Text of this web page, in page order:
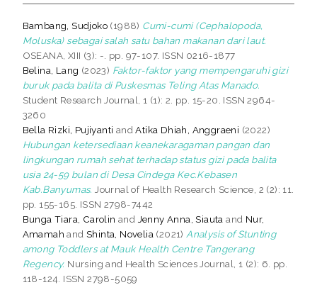
Bambang, Sudjoko (1988) Cumi-cumi (Cephalopoda,
Moluska) sebagai salah satu bahan makanan dari laut.
OSEANA, XIII (3): -. pp. 97-107. ISSN 0216-1877
Belina, Lang (2023) Faktor-faktor yang mempengaruhi gizi
buruk pada balita di Puskesmas Teling Atas Manado.
Student Research Journal, 1 (1): 2. pp. 15-20. ISSN 2964-
3260
Bella Rizki, Pujiyanti andAtika Dhiah, Anggraeni (2022)
Hubungan ketersediaan keanekaragaman pangan dan
lingkungan rumah sehat terhadap status gizi pada balita
usia 24-59 bulan di Desa Cindega Kec.Kebasen
Kab.Banyumas. Journal of Health Research Science, 2 (2): 11.
pp. 155-165. ISSN 2798-7442
Bunga Tiara, Carolin and Jenny Anna, Siauta and Nur,
Amamah andShinta, Novelia (2021) Analysis of Stunting
among Toddlers at Mauk Health Centre Tangerang
Regency. Nursing and Health Sciences Journal, 1 (2): 6. pp.
118-124. ISSN 2798-5059